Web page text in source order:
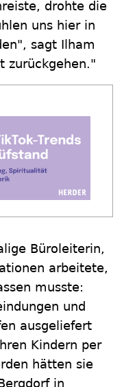
drohte die
uns hier in
sagt Ilham
zurückgehen."
Büroleiterin,
arbeitete,
musste:
und
ausgeliefert
Kindern per
hätten sie
in